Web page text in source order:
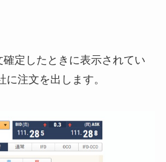
定したときに表示されてい
注文を出します。